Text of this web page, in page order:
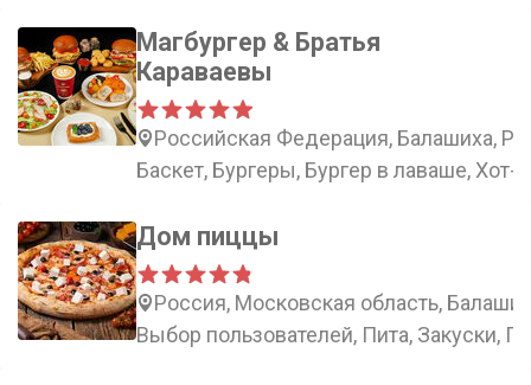
Магбургер & Братья
Караваевы
Российская Федерация, Балашиха,
Баскет, Бургеры, Бургер в лаваше, Хот-
Дом пиццы
Россия, Московская область,
Выбор пользователей, Пита, Закуски,